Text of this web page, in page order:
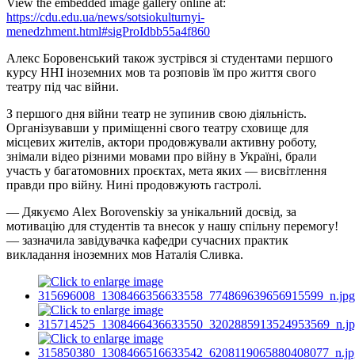
https://cdu.edu.ua/news/sotsiokulturnyi-
menedzhment.html#sigProIdbb55a4f860
Алекс Боровенський також зустрівся зі студентами першого
курсу ННІ іноземних мов та розповів їм про життя свого
театру під час війни.
З першого дня війни театр не зупинив свою діяльність.
Організувавши у приміщенні свого театру сховище для
місцевих жителів, актори продовжували активну роботу,
знімали відео різними мовами про війну в Україні, брали
участь у багатомовних проєктах, мета яких — висвітлення
правди про війну. Нині продовжують гастролі.
— Дякуємо Alex Borovenskiy за унікальний досвід, за
мотивацію для студентів та внесок у нашу спільну перемогу!
— зазначила завідувачка кафедри сучасних практик
викладання іноземних мов Наталія Сливка.